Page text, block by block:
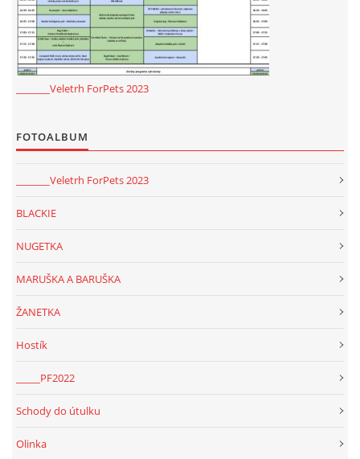
_______Veletrh ForPets 2023
FOTOALBUM
_______Veletrh ForPets 2023
BLACKIE
NUGETKA
MARUŠKA A BARUŠKA
ŽANETKA
Hostík
_____PF2022
Schody do útulku
Olinka